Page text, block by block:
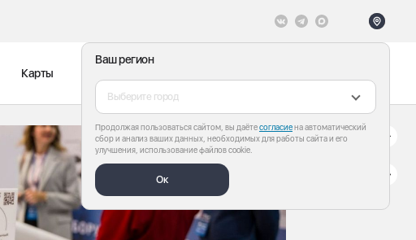
Ваш регион
Выберите город
Продолжая пользоваться сайтом, вы даётесогласиена автоматический
сбор и анализ ваших данных, необходимых для работы сайта и его
улучшения, использование файлов cookie.
Ок
Карты